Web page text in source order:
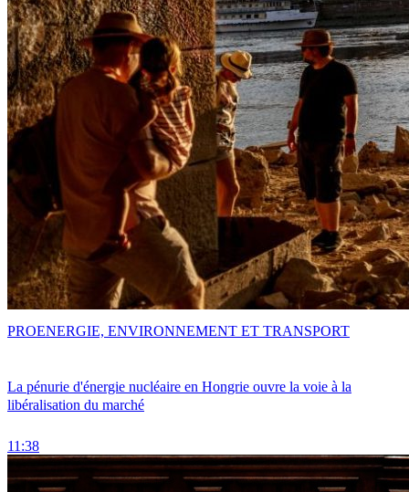
La pénurie d'énergie nucléaire en Hongrie ouvre la voie à la
libéralisation du marché
11:38
PROENERGIE, ENVIRONNEMENT ET TRANSPORT